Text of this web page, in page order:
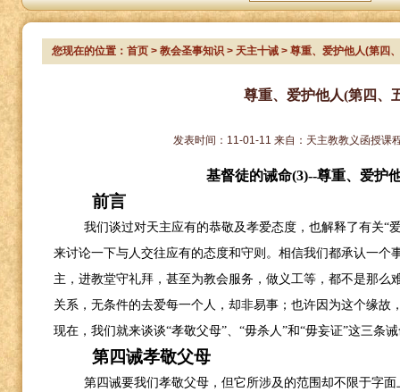
您现在的位置：首页 >教会圣事知识 > 天主十诫 > 尊重、爱护他人(第四
尊重、爱护他人(第四、
发表时间： 11-01-11 来自： 天主教教义函授课
基督徒的诫命(3)--尊重、爱护
前言
我们谈过对天主应有的恭敬及孝爱态度，也解释了有关“
来讨论一下与人交往应有的态度和守则。相信我们都承认一个
主，进教堂守礼拜，甚至为教会服务，做义工等，都不是那么
关系，无条件的去爱每一个人，却非易事；也许因为这个缘故
现在，我们就来谈谈“孝敬父母”、“毋杀人”和“毋妄证”这三条
第四诫孝敬父母
第四诫要我们孝敬父母，但它所涉及的范围却不限于字